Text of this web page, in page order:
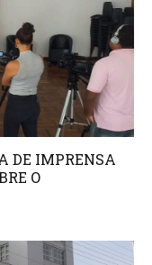
DE IMPRENSA
O